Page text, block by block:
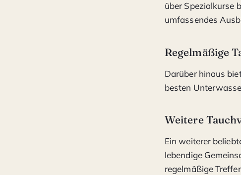
über Spezialkurse
umfassendes
Regelmäßige
Darüber hinaus
besten
Weitere
Ein weiterer
lebendige
regelmäßige